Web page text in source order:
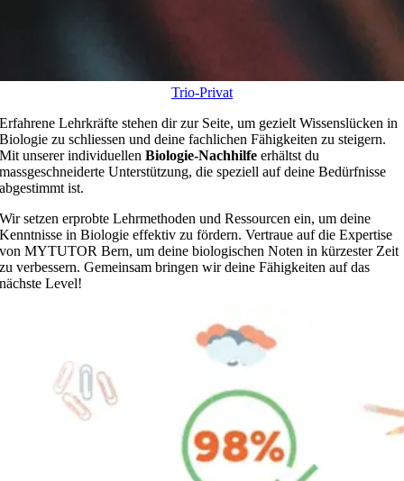
Trio-Privat
Erfahrene Lehrkräfte stehen dir zur Seite, um gezielt Wissenslücken in
Biologie zu schliessen und deine fachlichen Fähigkeiten zu steigern.
Mit unserer individuellenBiologie-Nachhilfe erhältst du
massgeschneiderte Unterstützung, die speziell auf deine Bedürfnisse
abgestimmt ist.
Wir setzen erprobte Lehrmethoden und Ressourcen ein, um deine
Kenntnisse in Biologie effektiv zu fördern. Vertraue auf die Expertise
von MYTUTOR Bern, um deine biologischen Noten in kürzester Zeit
zu verbessern. Gemeinsam bringen wir deine Fähigkeiten auf das
nächste Level!